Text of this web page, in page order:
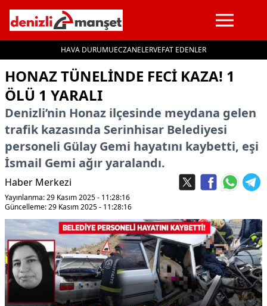
HAVA DURUMUECZANELERVEFAT EDENLER
HONAZ TÜNELINDE FECI KAZA! 1
ÖLÜ 1 YARALI
Denizli’nin Honaz ilçesinde meydana gelen
trafik kazasında Serinhisar Belediyesi
personeli Gülay Gemi hayatını kaybetti, eşi
İsmail Gemi ağır yaralandı.
Haber Merkezi
Yayınlanma: 29 Kasım 2025 - 11:28:16
Güncelleme: 29 Kasım 2025 - 11:28:16